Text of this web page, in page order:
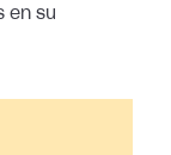
en su